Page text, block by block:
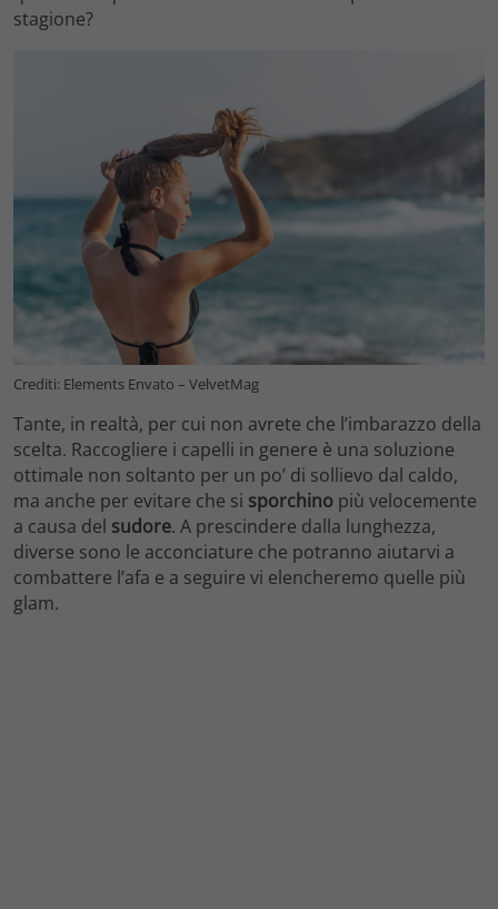
stagione?
Crediti: Elements Envato – VelvetMag
Tante, in realtà, per cui non avrete che l’imbarazzo della
scelta. Raccogliere i capelli in genere è una soluzione
ottimale non soltanto per un po’ di sollievo dal caldo,
ma anche per evitare che si sporchino più velocemente
a causa del sudore. A prescindere dalla lunghezza,
diverse sono le acconciature che potranno aiutarvi a
combattere l’afa e a seguire vi elencheremo quelle più
glam.